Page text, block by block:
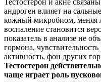
андроген влияет на
кожный микробиом, меняя
воспаление становится
показатель в анализе не
гормона,
активность, фон других
Тестостерон
чаще играет роль